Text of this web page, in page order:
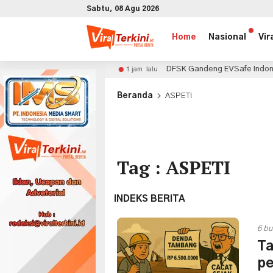
Sabtu, 08 Agu 2026
Home Nasional
AC Milan DFSK Gandeng EVSafe Indonesia,
Beranda ASPETI
Tag : ASPETI
INDEKS BERITA
6